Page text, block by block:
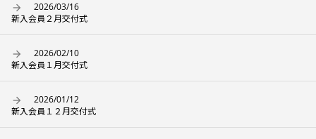
2026/03/16
新入会員２月交付式
2026/02/10
新入会員１月交付式
2026/01/12
新入会員１２月交付式